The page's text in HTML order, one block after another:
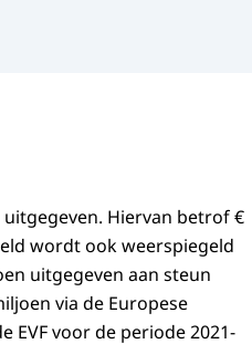
Hiervan betrof €
wordt ook weerspiegeld
uitgegeven aan steun
via de Europese
EVF voor de periode 2021-